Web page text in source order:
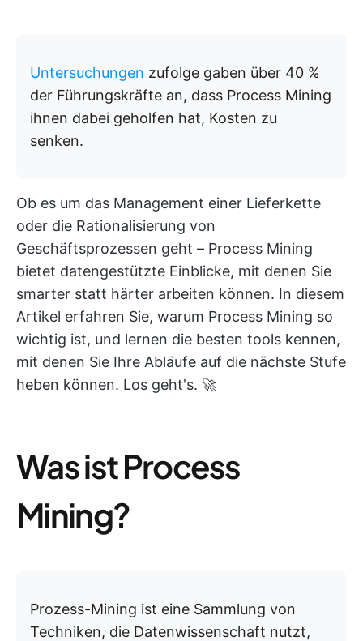
Untersuchungen zufolge gaben über 40 %
der Führungskräfte an, dass Process Mining
ihnen dabei geholfen hat, Kosten zu
senken.
Ob es um das Management einer Lieferkette
oder die Rationalisierung von
Geschäftsprozessen geht – Process Mining
bietet datengestützte Einblicke, mit denen Sie
smarter statt härter arbeiten können. In diesem
Artikel erfahren Sie, warum Process Mining so
wichtig ist, und lernen die besten tools kennen,
mit denen Sie Ihre Abläufe auf die nächste Stufe
heben können. Los geht's. 🚀
Was ist Process
Mining?
Prozess-Mining ist eine Sammlung von
Techniken, die Datenwissenschaft nutzt,